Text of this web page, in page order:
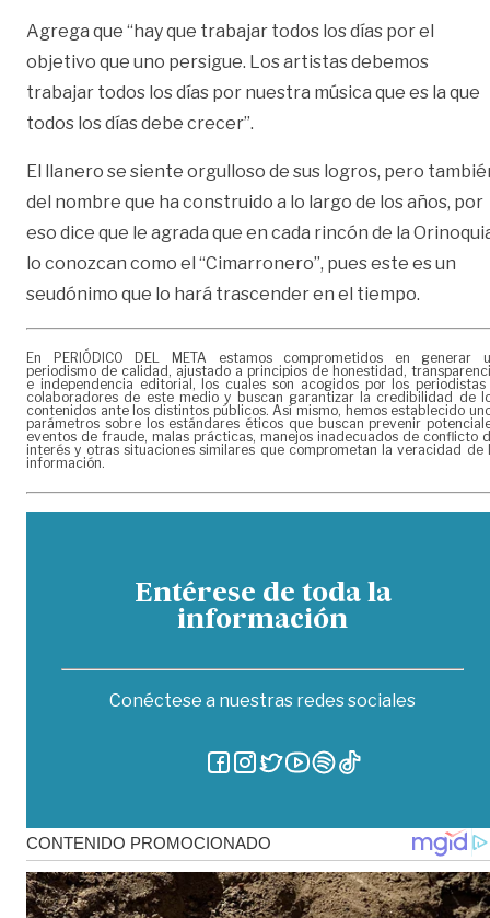
Agrega que “hay que trabajar todos los días por el
objetivo que uno persigue. Los artistas debemos
trabajar todos los días por nuestra música que es la que
todos los días debe crecer”.
El llanero se siente orgulloso de sus logros, pero
del nombre que ha construido a lo largo de los años, por
eso dice que le agrada que en cada rincón de la
lo conozcan como el “Cimarronero”, pues este es un
seudónimo que lo hará trascender en el tiempo.
En PERIÓDICO DEL META estamos comprometidos en generar
periodismo de calidad, ajustado a principios de honestidad,
e independencia editorial, los cuales son acogidos por los periodistas
colaboradores de este medio y buscan garantizar la credibilidad de
contenidos ante los distintos públicos. Así mismo, hemos establecido
parámetros sobre los estándares éticos que buscan prevenir
eventos de fraude, malas prácticas, manejos inadecuados de conflicto
interés y otras situaciones similares que comprometan la veracidad de
información.
Entérese de toda la
información
Conéctese a nuestras redes sociales